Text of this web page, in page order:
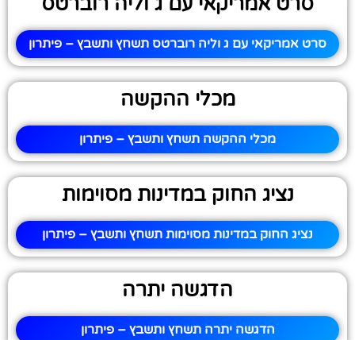
סרט אמריקאי עם ג וליה רוברטס תשחץ ותשבץ – פיתרון
מכלי ההקשה
מכלי ההקשה תשחץ ותשבץ – פיתרון
נציג החוק במדינות מסוימות
נציג החוק במדינות מסוימות תשחץ ותשבץ – פיתרון
הדגשה יתרה
הדגשה יתרה תשחץ ותשבץ – פיתרון